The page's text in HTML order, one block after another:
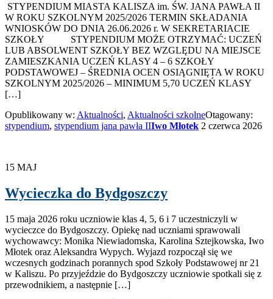
STYPENDIUM MIASTA KALISZA im. ŚW. JANA PAWŁA II
W ROKU SZKOLNYM 2025/2026 TERMIN SKŁADANIA
WNIOSKÓW DO DNIA 26.06.2026 r. W SEKRETARIACIE
SZKOŁY STYPENDIUM MOŻE OTRZYMAĆ: UCZEŃ
LUB ABSOLWENT SZKOŁY BEZ WZGLĘDU NA MIEJSCE
ZAMIESZKANIA UCZEŃ KLASY 4 – 6 SZKOŁY
PODSTAWOWEJ – ŚREDNIA OCEN OSIĄGNIĘTA W ROKU
SZKOLNYM 2025/2026 – MINIMUM 5,70 UCZEŃ KLASY
[…]
Opublikowany w: Aktualności, Aktualności szkolneOtagowany:
stypendium, stypendium jana pawła IIIwo Młotek 2 czerwca 2026
15 MAJ
Wycieczka do Bydgoszczy
15 maja 2026 roku uczniowie klas 4, 5, 6 i 7 uczestniczyli w
wycieczce do Bydgoszczy. Opiekę nad uczniami sprawowali
wychowawcy: Monika Niewiadomska, Karolina Sztejkowska, Iwo
Młotek oraz Aleksandra Wypych. Wyjazd rozpoczął się we
wczesnych godzinach porannych spod Szkoły Podstawowej nr 21
w Kaliszu. Po przyjeździe do Bydgoszczy uczniowie spotkali się z
przewodnikiem, a następnie […]